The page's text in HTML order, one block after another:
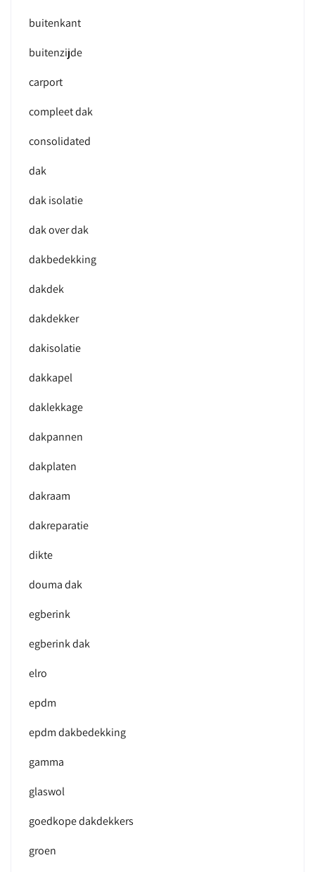
buitenkant
buitenzijde
carport
compleet dak
consolidated
dak
dak isolatie
dak over dak
dakbedekking
dakdek
dakdekker
dakisolatie
dakkapel
daklekkage
dakpannen
dakplaten
dakraam
dakreparatie
dikte
douma dak
egberink
egberink dak
elro
epdm
epdm dakbedekking
gamma
glaswol
goedkope dakdekkers
groen